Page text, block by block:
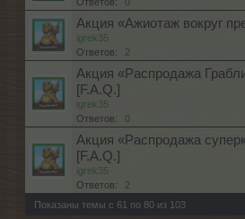
Акция «Ажиотаж вокруг
igrek35
Ответов:
2
Акция «Распродажа
[F.A.Q.]
igrek35
Ответов:
0
Акция «Распродажа
[F.A.Q.]
igrek35
Ответов:
2
Показаны темы с 61 по 80 из 103